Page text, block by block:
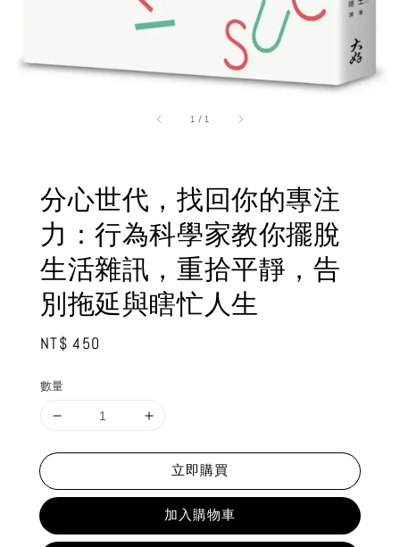
1 / 1
分心世代，找回你的專注
力：行為科學家教你擺脫
生活雜訊，重拾平靜，告
別拖延與瞎忙人生
Regular
NT$ 450
數量
立即購買
加入購物車